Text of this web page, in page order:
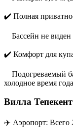
✔️ Полная
Бассейн не виден
✔️ Комфорт для
Подогреваемый
холодное время года
Вилла
✈️ Аэропорт: Всего